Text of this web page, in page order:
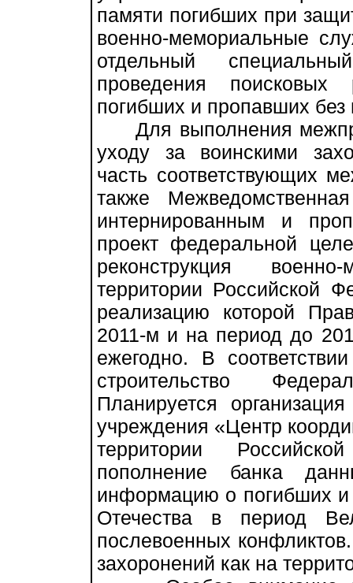
памяти погибших при
военно-мемориальные
отдельный
проведения
погибших и пропавших без
Для выполнения
уходу за воинскими
часть соответствующих
также
интернированным и
проект федеральной
реконструкция
территории Российской
реализацию которой
2011-м и на период до
ежегодно. В
строительство
Планируется
учреждения «Центр
территории
пополнение банка
информацию о погибших и
Отечества в период
послевоенных
захоронений как на